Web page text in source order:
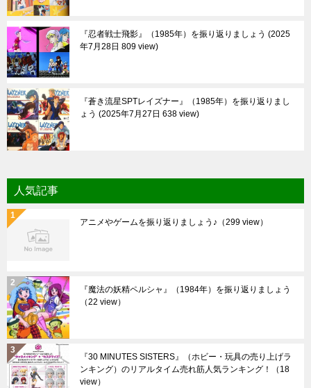
『忍者戦士飛影』（1985年）を振り返りましょう
2025
年7月28日 809 view
『蒼き流星SPTレイズナー』（1985年）を振り返りまし
ょう
2025年7月27日 638 view
人気記事
アニメやゲームを振り返りましょう♪ （299 view）
『魔法の妖精ペルシャ』（1984年）を振り返りましょう
（22 view）
『30 MINUTES SISTERS』（ホビー・玩具の売り上げラ
ンキング）のリアルタイム売れ筋人気ランキング！
（18
view）